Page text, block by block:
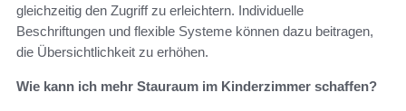
gleichzeitig den Zugriff zu erleichtern. Individuelle
Beschriftungen und flexible Systeme können dazu beitragen,
die Übersichtlichkeit zu erhöhen.
Wie kann ich mehr Stauraum im Kinderzimmer schaffen?